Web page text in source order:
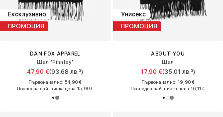
Ексклузивно
ПРОМОЦИЯ
DAN FOX APPAREL
Шал 'Finnley'
47,90 €(93,68 лв.³)
Първоначално: 54,90 €
Последна най-ниска цена:15,90 €
Унисекс
ПРОМОЦИЯ
ABOUT YOU
Шал
17,90 €(35,01 лв.³)
Първоначално: 19,90 €
Последна най-ниска цена:16,11 €